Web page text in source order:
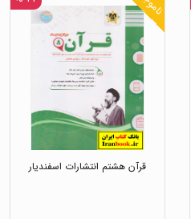
قرآن هشتم انتشارات اسفندیار